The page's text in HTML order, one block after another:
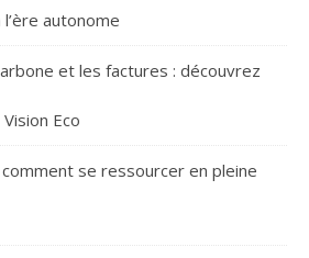
autonome
et les factures : découvrez
Eco
se ressourcer en pleine